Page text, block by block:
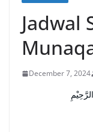
Jadwal
December 7, 2024